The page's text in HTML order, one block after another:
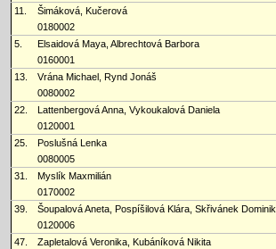
11.
Šimáková, Kučerová
0180002
5.
Elsaidová Maya, Albrechtová Barbora
0160001
13.
Vrána Michael, Rynd Jonáš
0080002
22.
Lattenbergová Anna, Vykoukalová Daniela
0120001
25.
Poslušná Lenka
0080005
31.
Myslík Maxmilián
0170002
39.
Šoupalová Aneta, Pospíšilová Klára, Skřivánek Dominik
0120006
47.
Zapletalová Veronika, Kubáníková Nikita